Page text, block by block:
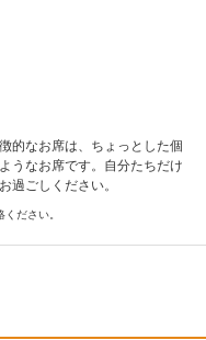
的なお席は、ちょっとした個
うなお席です。自分たちだけ
過ごしください。
ださい。